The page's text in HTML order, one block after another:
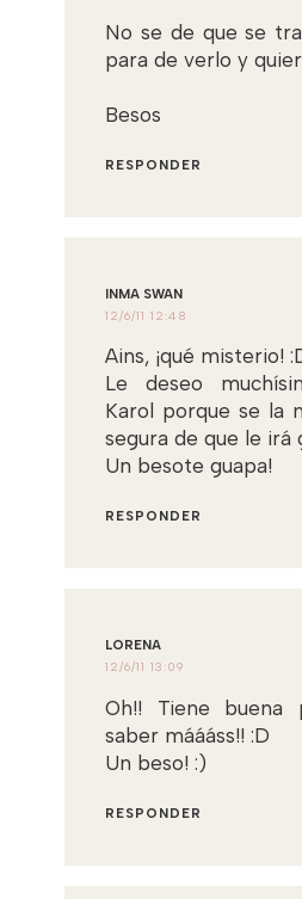
No se de que se
para de verlo y
Besos
RESPONDER
INMA SWAN
12/6/11 12:48
Ains, ¡qué misterio!
Le deseo
Karol porque se la
segura de que le irá
Un besote guapa!
RESPONDER
LORENA
12/6/11 13:09
Oh!! Tiene buena
saber máááss!! :D
Un beso! :)
RESPONDER